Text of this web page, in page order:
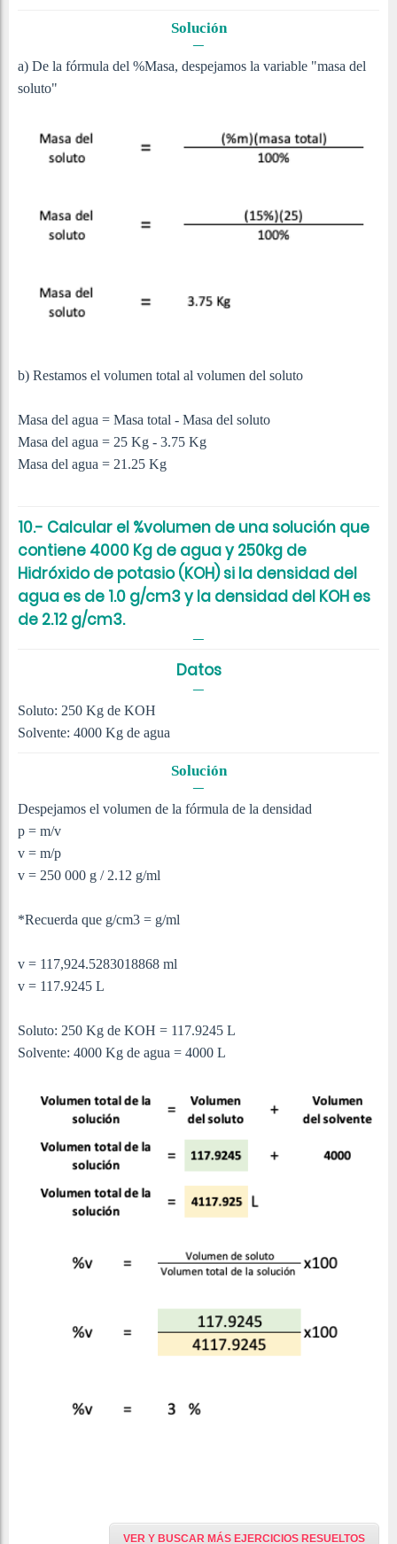
Solución
a) De la fórmula del %Masa, despejamos la variable "masa del
soluto"
b) Restamos el volumen total al volumen del soluto
Masa del agua = Masa total - Masa del soluto
Masa del agua = 25 Kg - 3.75 Kg
Masa del agua = 21.25 Kg
10.- Calcular el %volumen de una solución que
contiene 4000 Kg de agua y 250kg de
Hidróxido de potasio (KOH) si la densidad del
agua es de 1.0 g/cm3 y la densidad del KOH es
de 2.12 g/cm3.
Datos
Soluto: 250 Kg de KOH
Solvente: 4000 Kg de agua
Solución
Despejamos el volumen de la fórmula de la densidad
p = m/v
v = m/p
v = 250 000 g / 2.12 g/ml
*Recuerda que g/cm3 = g/ml
v = 117,924.5283018868 ml
v = 117.9245 L
Soluto: 250 Kg de KOH = 117.9245 L
Solvente: 4000 Kg de agua = 4000 L
VER Y BUSCAR MÁS EJERCICIOS RESUELTOS